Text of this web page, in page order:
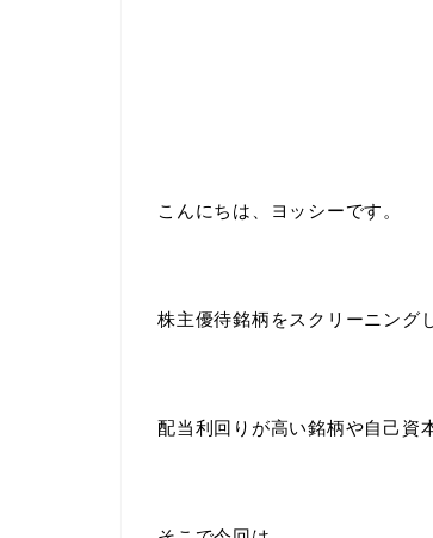
こんにちは、ヨッシーです。
株主優待銘柄をスクリーニング
配当利回りが高い銘柄や自己資